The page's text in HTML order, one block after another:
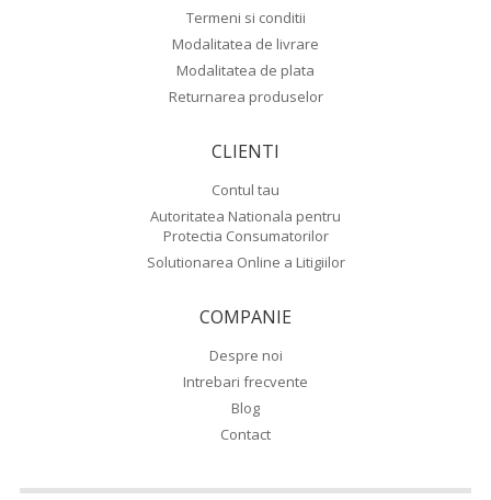
Termeni si conditii
Modalitatea de livrare
Modalitatea de plata
Returnarea produselor
CLIENTI
Contul tau
Autoritatea Nationala pentru
Protectia Consumatorilor
Solutionarea Online a Litigiilor
COMPANIE
Despre noi
Intrebari frecvente
Blog
Contact